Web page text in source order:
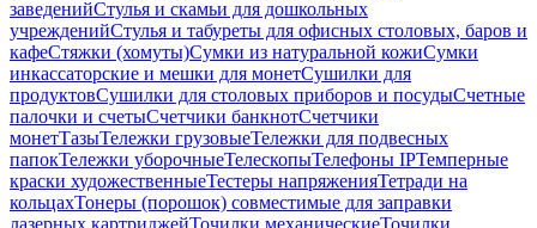
заведенийСтулья и скамьи для дошкольных
учрежденийСтулья и табуреты для офисных столовых, баров и
кафеСтяжки (хомуты)Сумки из натуральной кожиСумки
инкассаторские и мешки для монетСушилки для
продуктовСушилки для столовых приборов и посудыСчетные
палочки и счетыСчетчики банкнотСчетчики
монетТазыТележки грузовыеТележки для подвесных
папокТележки уборочныеТелескопыТелефоны IPТемперные
краски художественныеТестеры напряженияТетради на
кольцахТонеры (порошок) совместимые для заправки
лазерных картриджейТочилки механическиеТочилки